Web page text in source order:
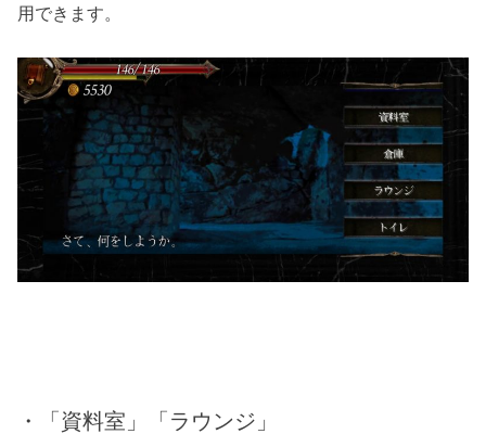
用できます。
・「資料室」「ラウンジ」